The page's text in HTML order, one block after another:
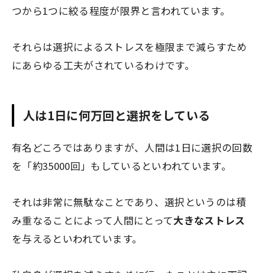
つから1つに絞る程度が限界と言われています。
それらは選択によるストレスを極限まで減らすため
にあらゆる工夫がされているわけです。
人は1日に何万回と選択をしている
有名どころではありますが、人間は1日に選択の回数
を 「約35000回」 もしているといわれています。
それは非常に無駄なことであり、選択というのは積
み重なることによって人間にとって大きなストレス
を与えるといわれています。